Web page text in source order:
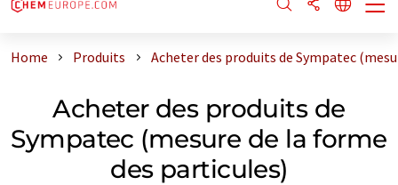
Home Produits Acheter des produits de Sympatec
Acheter des produits de
Sympatec (mesure de la forme
des particules)